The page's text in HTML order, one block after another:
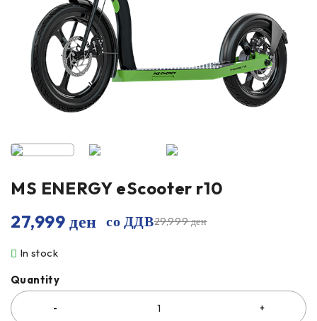
MS ENERGY eScooter r10
29,999ден
27,999 ден со ДДВ
In stock
Quantity